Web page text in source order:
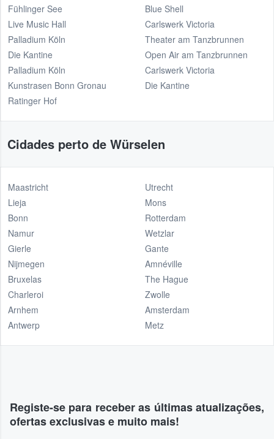
Fühlinger See
Live Music Hall
Palladium Köln
Die Kantine
Palladium Köln
Kunstrasen Bonn Gronau
Ratinger Hof
Blue Shell
Carlswerk Victoria
Theater am Tanzbrunnen
Open Air am Tanzbrunnen
Carlswerk Victoria
Die Kantine
Cidades perto de Würselen
Maastricht
Lieja
Bonn
Namur
Gierle
Nijmegen
Bruxelas
Charleroi
Arnhem
Antwerp
Utrecht
Mons
Rotterdam
Wetzlar
Gante
Amnéville
The Hague
Zwolle
Amsterdam
Metz
Registe-se para receber as últimas atualizações,
ofertas exclusivas e muito mais!